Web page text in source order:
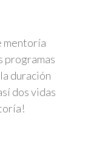
mentoría
programas
duración
dos vidas